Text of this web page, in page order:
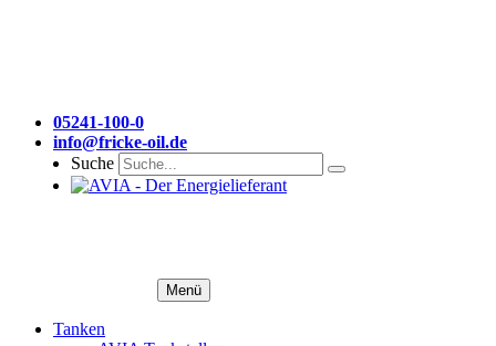
05241-100-0
info@fricke-oil.de
Suche
Menü
Tanken